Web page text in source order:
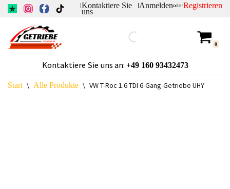
Inhalt
springen
|Kontaktiere Sie
uns
|AnmeldenoderRegistrieren
0
Kontaktiere Sie uns an: +49160 93432473
Start \ Alle Produkte \ VW T-Roc 1.6 TDI 6-Gang-Getriebe UHY